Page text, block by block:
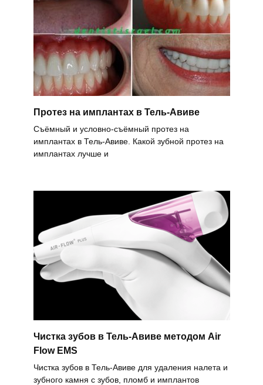
Протез на имплантах в Тель-Авиве
Съёмный и условно-съёмный протез на
имплантах в Тель-Авиве. Какой зубной протез на
имплантах лучше и
Чистка зубов в Тель-Авиве методом Air
Flow EMS
Чистка зубов в Тель-Авиве для удаления налета и
зубного камня с зубов, пломб и имплантов